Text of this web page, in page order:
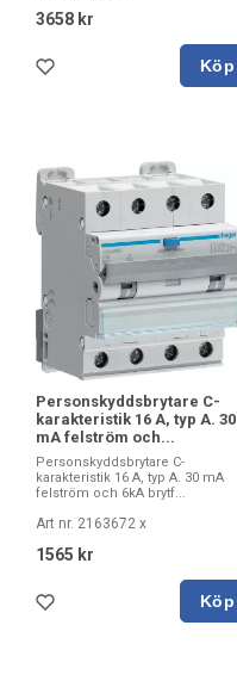
3658 kr
Köp
Personskyddsbrytare C-
karakteristik 16 A, typ A. 30
mA felström och...
Personskyddsbrytare C-
karakteristik 16 A, typ A. 30 mA
felström och 6kA brytf...
Art nr. 2163672 x
1565 kr
Köp